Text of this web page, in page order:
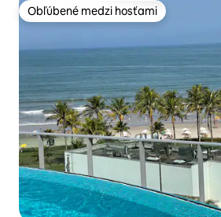
Obľúbené medzi hosťami
Obľúbené medzi hosťami